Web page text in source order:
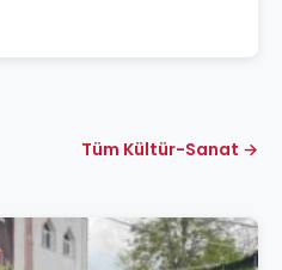
Tüm Kültür-Sanat →